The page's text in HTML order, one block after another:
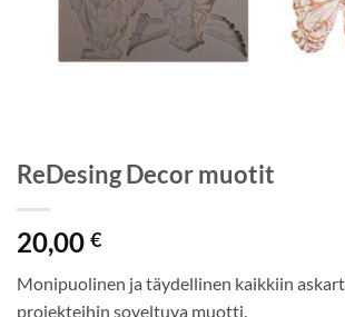
ReDesing Decor muotit
20,00 €
Monipuolinen ja täydellinen kaikkiin
projekteihin soveltuva muotti.